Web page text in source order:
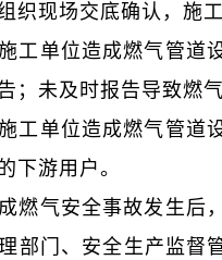
织现场交底确认，施
工单位造成燃气管道
；未及时报告导致燃
工单位造成燃气管道
下游用户。
燃气安全事故发生后
部门、安全生产监督